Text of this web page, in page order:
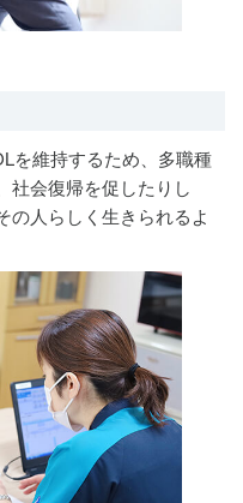
を維持するため、多職種
社会復帰を促したりし
の人らしく生きられるよ